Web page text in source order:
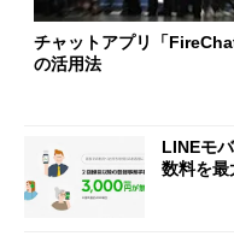
チャットアプリ「FireChat
の活用法
LINEモ
数料を最